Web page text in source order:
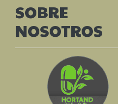
SOBRE
NOSOTROS